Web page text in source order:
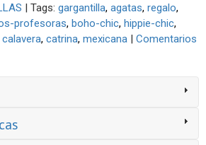
| Tags: gargantilla agatas regalo
profesoras boho-chic hippie-chic
calavera catrina mexicana | Comentarios